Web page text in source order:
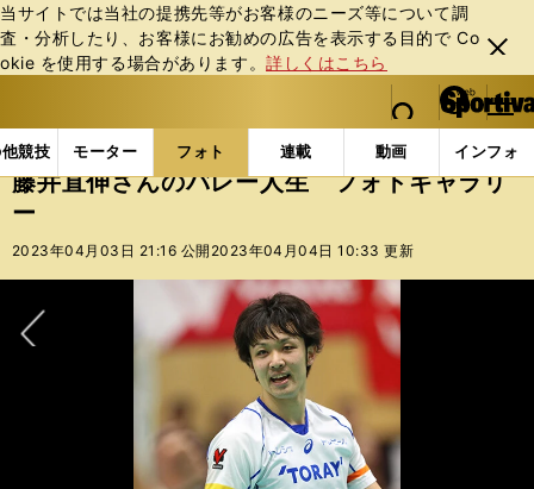
当サイトでは当社の提携先等がお客様のニーズ等について調
査・分析したり、お客様にお勧めの広告を表⽰する⽬的で Co
okie を使⽤する場合があります。詳しくはこちら
閉じ
る
web Sportiva (webスポルティーバ)
検索
マイペ
ー
ジ
メニュ
競技 モーター フォト 連載 動画 インフォ
b
ス
ポ
ル
バ
フォトギャラリー コラムフォト 藤井直伸さんのバ
藤井直伸さんのバレー人生 フォトギャラリ
ー
2023年04月03日 21:16 公開 2023年04月04日 10:33 更新